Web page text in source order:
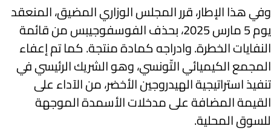
وفي هذا الإطار، قرر المجلس الوزاري المضيق، المنعقد
يوم 5 مارس 2025، بحذف الفوسفوجيبس من قائمة
النفايات الخطرة. وادراجه كمادة منتجة. كما تم إعفاء
المجمع الكيميائي التّونسي، وهو الشريك الرئيسي في
تنفيذ استراتيجية الهيدروجين الأخضر، من الآداء على
القيمة المضافة على مدخلات الأسمدة الموجهة
للسوق المحلية.